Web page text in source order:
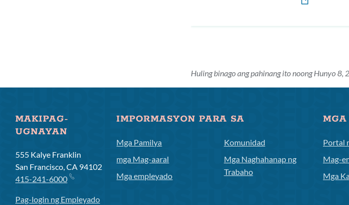
Huling binago ang pahinang ito noong Hunyo 8,
MAKIPAG-
UGNAYAN
555 Kalye Franklin
San Francisco, CA 94102
415-241-6000
Pag-login ng Empleyado
IMPORMASYON PARA SA
Mga Pamilya
mga Mag-aaral
Mga empleyado
Komunidad
Mga Naghahanap ng
Trabaho
Portal
Mag-
Mga